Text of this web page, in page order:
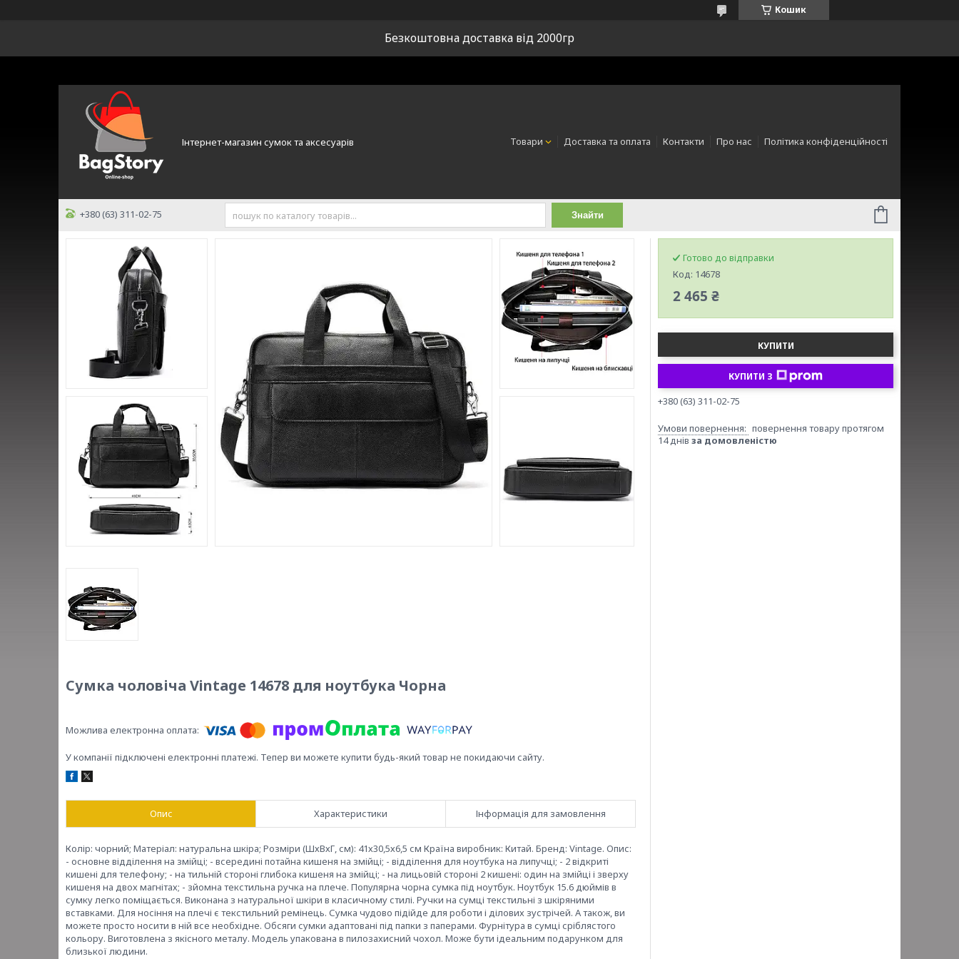
Кошик
Безкоштовна доставка від 2000гр
Інтернет-магазин сумок та аксесуарів Товари Доставка та оплата Контакти Про нас Політика конфіденційності
+380 (63) 311-02-75 Знайти
Сумка чоловіча Vintage 14678 для ноутбука Чорна
У компанії підключені електронні платежі. Тепер ви можете купити будь-який товар не покидаючи сайту.
Опис Характеристики Інформація для замовлення
Колір: чорний; Матеріал: натуральна шкіра; Розміри (ШхВхГ, см): 41х30,5х6,5 см Країна виробник: Китай. Бренд: Vintage. Опис:
- основне відділення на змійці; - всередині потайна кишеня на змійці; - відділення для ноутбука на липучці; - 2 відкриті
кишені для телефону; - на тильній стороні глибока кишеня на змійці; - на лицьовій стороні 2 кишені: один на змійці і зверху
кишеня на двох магнітах; - зйомна текстильна ручка на плече. Популярна чорна сумка під ноутбук. Ноутбук 15.6 дюймів в
сумку легко поміщається. Виконана з натуральної шкіри в класичному стилі. Ручки на сумці текстильні з шкіряними
вставками. Для носіння на плечі є текстильний ремінець. Сумка чудово підійде для роботи і ділових зустрічей. А також, ви
можете просто носити в ній все необхідне. Обсяги сумки адаптовані під папки з паперами. Фурнітура в сумці сріблястого
кольору. Виготовлена з якісного металу. Модель упакована в пилозахисний чохол. Може бути ідеальним подарунком для
близької людини.
Готово до відправки
Код: 14678
2 465 ₴
КУПИТИ
КУПИТИ З
+380 (63) 311-02-75
повернення товару протягом
14 днів за домовленістю